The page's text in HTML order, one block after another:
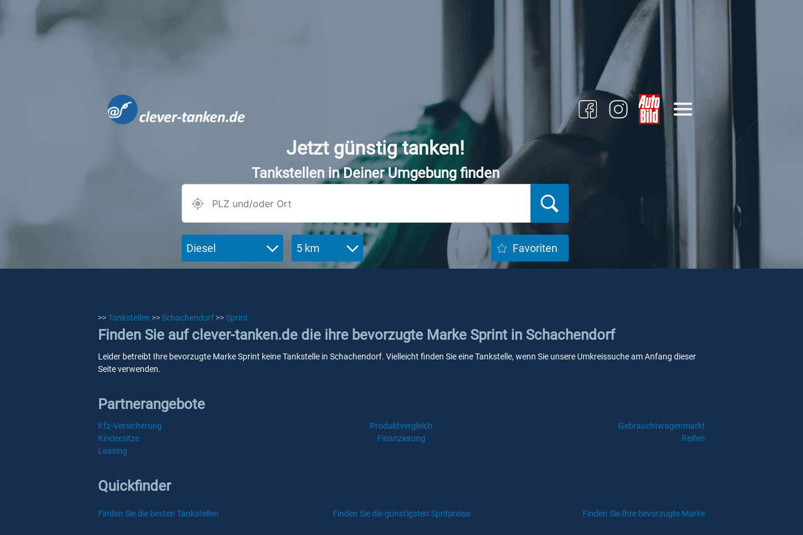
Jetzt günstig tanken!
Tankstellen in Deiner Umgebung finden
Diesel 5 km Favoriten
>>Tankstellen >>Schachendorf >>Sprint
Finden Sie auf clever-tanken.de die ihre bevorzugte Marke Sprint in Schachendorf
Leider betreibt Ihre bevorzugte Marke Sprint keine Tankstelle in Schachendorf. Vielleicht finden Sie eine Tankstelle, wenn Sie unsere Umkreissuche am Anfang dieser
Seite verwenden.
Partnerangebote
Kfz-Versicherung Produktvergleich
Gebrauchtwagenmarkt
Kindersitze
Finanzierung
Reifen
Leasing
Quickfinder
Finden Sie die besten Tankstellen Finden Sie die günstigsten Spritpreise Finden Sie Ihre bevorzugte Marke